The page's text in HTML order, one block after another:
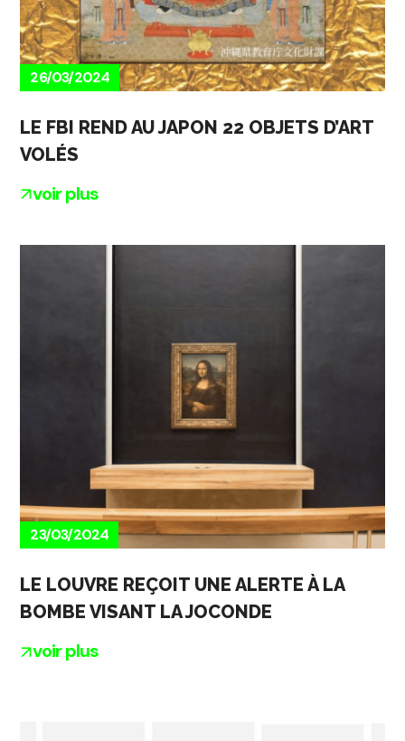
26/03/2024
LE FBI REND AU JAPON 22 OBJETS D’ART
VOLÉS
voir plus
23/03/2024
LE LOUVRE REÇOIT UNE ALERTE À LA
BOMBE VISANT LA JOCONDE
voir plus